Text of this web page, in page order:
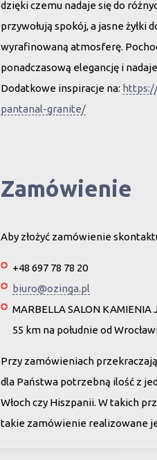
dzięki czemu nadaje się do
przywołują spokój, a jasne żyłki
wyrafinowaną atmosferę.
ponadczasową elegancję i
Dodatkowe inspiracje na:
pantanal-granite/
Zamówienie
Aby złożyć zamówienie
+48 697 78 78 20
biuro@ozinga.pl
MARBELLA SALON
55 km na południe od
Przy zamówieniach
dla Państwa potrzebną ilość z
Włoch czy Hiszpanii. W takich
takie zamówienie realizowane